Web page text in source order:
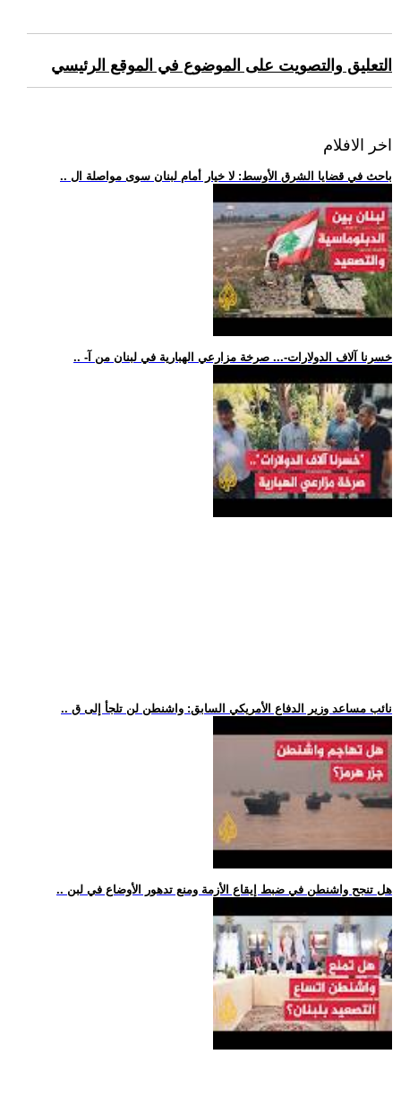
التعليق والتصويت على الموضوع في الموقع الرئيسي
اخر الافلام
.. باحث في قضايا الشرق الأوسط: لا خيار أمام لبنان سوى مواصلة ال
.. -خسرنا آلاف الدولارات-... صرخة مزارعي الهبارية في لبنان من آ
.. نائب مساعد وزير الدفاع الأمريكي السابق: واشنطن لن تلجأ إلى ق
.. هل تنجح واشنطن في ضبط إيقاع الأزمة ومنع تدهور الأوضاع في لبن